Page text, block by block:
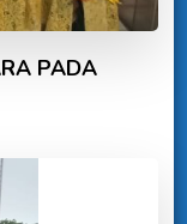
PADA